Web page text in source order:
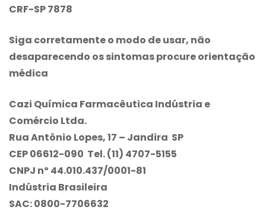
CRF-SP 7878
Siga corretamente o modo de usar, não
desaparecendo os sintomas procure orientação
médica
Cazi Química Farmacêutica Indústria e
Comércio Ltda.
Rua Antônio Lopes, 17 – Jandira ­ SP
CEP 06612-090 ­ Tel. (11) 4707-5155
CNPJ nº 44.010.437/0001-81
Indústria Brasileira
SAC: 0800-7706632